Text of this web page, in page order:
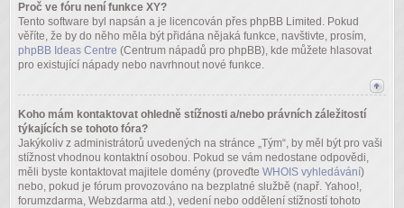
Proč ve fóru není funkce XY?
Tento software byl napsán a je licencován přes phpBB Limited. Pokud
věříte, že by do něho měla být přidána nějaká funkce, navštivte, prosím,
phpBB Ideas Centre (Centrum nápadů pro phpBB), kde můžete hlasovat
pro existující nápady nebo navrhnout nové funkce.
Koho mám kontaktovat ohledně stížnosti a/nebo právních záležitostí
týkajících se tohoto fóra?
Jakýkoliv z administrátorů uvedených na stránce „Tým“, by měl být pro vaši
stížnost vhodnou kontaktní osobou. Pokud se vám nedostane odpovědi,
měli byste kontaktovat majitele domény (proveďte WHOIS vyhledávání)
nebo, pokud je fórum provozováno na bezplatné službě (např. Yahoo!,
forumzdarma, Webzdarma atd.), vedení nebo oddělení stížností tohoto